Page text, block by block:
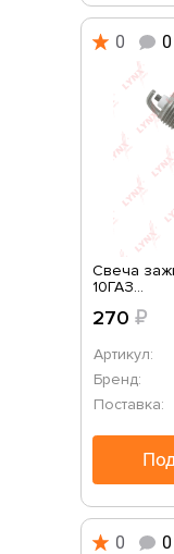
0 0
Свеча
10ГАЗ...
270 ₽
Артикул:
Бренд:
Поставка:
0 0